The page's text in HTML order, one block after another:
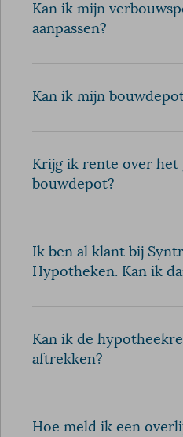
Kan ik mijn
aanpassen?
Kan ik mijn
Krijg ik rente over het
bouwdepot?
Ik ben al klant bij
Hypotheken. Kan ik
Kan ik de
aftrekken?
Hoe meld ik een